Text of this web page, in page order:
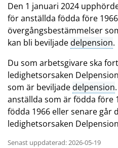
Den 1 januari 2024
för anställda födda före
övergångsbestämmelser
kan bli beviljadedelpension.
Du som arbetsgivare ska
ledighetsorsaken
som är beviljadedelpension
anställda som är födda före
födda 1966 eller senare går
ledighetsorsaken
Senast uppdaterad: 2026-05-19